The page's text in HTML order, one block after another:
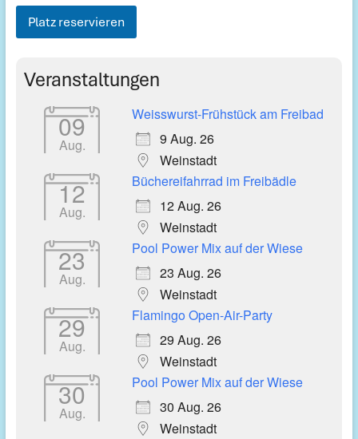
Platz reservieren
Veranstaltungen
09
Aug.
Weisswurst-Frühstück am Freibad
9 Aug. 26
Weinstadt
12
Aug.
Büchereifahrrad im Freibädle
12 Aug. 26
Weinstadt
23
Aug.
Pool Power Mix auf der Wiese
23 Aug. 26
Weinstadt
29
Aug.
Flamingo Open-Air-Party
29 Aug. 26
Weinstadt
30
Aug.
Pool Power Mix auf der Wiese
30 Aug. 26
Weinstadt